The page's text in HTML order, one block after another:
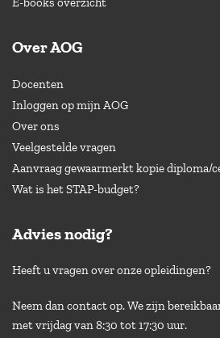
Over AOG
Docenten
Inloggen op mijn AOG
Over ons
Veelgestelde vragen
Aanvraag gewaarmerkt kopie diploma/
Wat is het STAP-budget?
Advies nodig?
Heeft u vragen over onze opleidingen?
Neem dan contact op. We zijn
met vrijdag van 8:30 tot 17:30 uur.